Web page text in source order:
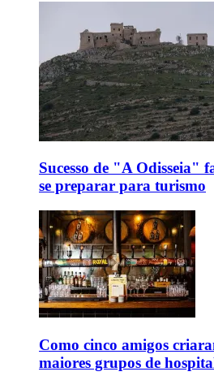
Sucesso de "A Odisseia"
se preparar para turismo
Como cinco amigos
maiores grupos de